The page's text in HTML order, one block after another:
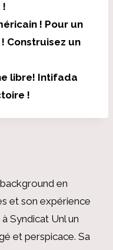
!
! Pour un
Construisez un
libre! Intifada
!
en
et son expérience
Syndicat Unl un
et perspicace. Sa